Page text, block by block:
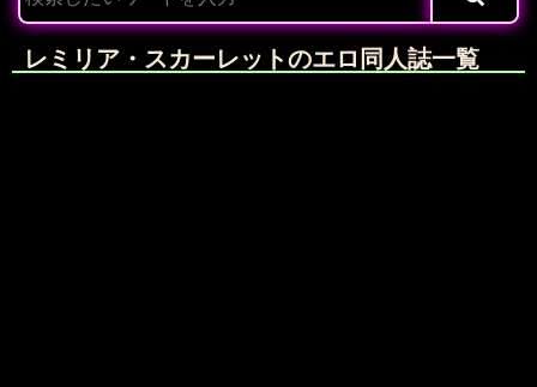
レミリア・スカーレットのエロ同人誌一覧